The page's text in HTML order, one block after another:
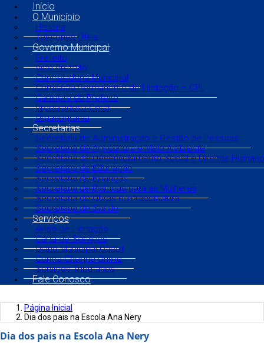
Início
O Município
História
Telefones Úteis
Governo Municipal
Prefeito
Vice Prefeito
Controladoria Municipal
Comissão Permanente de Licitação – CPL
Gabinete do Prefeito
Procuradoria Geral
Organograma
Secretarias
Secretaria de Administração e Gestão de Pessoas
Secretaria de Agricultura e Meio Ambiente
Secretaria de Desenvolvimento Social e Direitos
Secretaria de Educação
Secretaria de Finanças
Secretaria de Políticas para as Mulheres
Secretaria de Obras e Infraestrutura
Secretaria de Saúde
Serviços
Aviso de Licitação
Carta de Serviços
Diário Municipal Oficial
Contra Cheque Online
Serviços Tributários
Fale Conosco
Página Inicial
Dia dos pais na Escola Ana Nery
Dia dos pais na Escola Ana Nery